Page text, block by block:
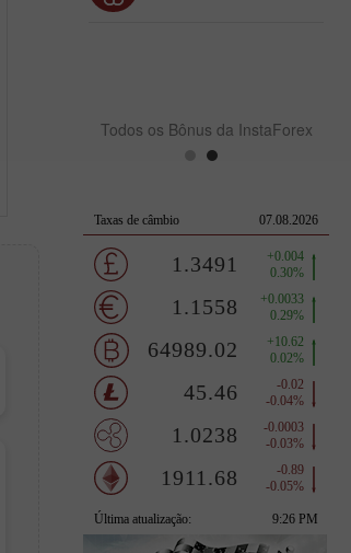
Todos os Bônus da InstaForex